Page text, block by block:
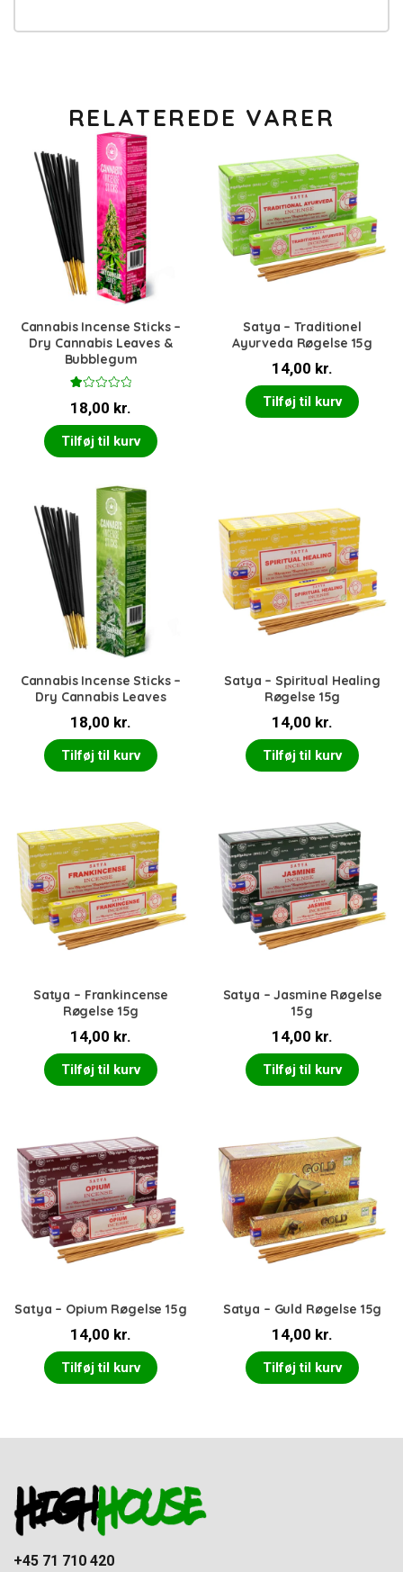
RELATEREDE VARER
Cannabis Incense Sticks –
Dry Cannabis Leaves &
Bubblegum
ur
et
5
18,00 kr.
Tilføj til kurv
Satya – Traditionel
Ayurveda Røgelse 15g
14,00 kr.
Tilføj til kurv
Cannabis Incense Sticks –
Dry Cannabis Leaves
18,00 kr.
Tilføj til kurv
Satya – Spiritual Healing
Røgelse 15g
14,00 kr.
Tilføj til kurv
Satya – Frankincense
Røgelse 15g
14,00 kr.
Tilføj til kurv
Satya – Jasmine Røgelse
15g
14,00 kr.
Tilføj til kurv
Satya – Opium Røgelse 15g
14,00 kr.
Tilføj til kurv
Satya – Guld Røgelse 15g
14,00 kr.
Tilføj til kurv
+45 71 710 420